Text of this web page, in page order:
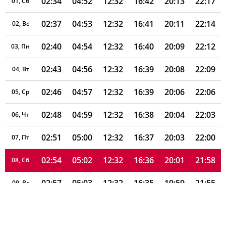
02, Вс 02:37 04:53 12:32 16:41 20:11 22:14
03, Пн 02:40 04:54 12:32 16:40 20:09 22:12
04, Вт 02:43 04:56 12:32 16:39 20:08 22:09
05, Ср 02:46 04:57 12:32 16:39 20:06 22:06
06, Чт 02:48 04:59 12:32 16:38 20:04 22:03
07, Пт 02:51 05:00 12:32 16:37 20:03 22:00
08, Сб 02:54 05:02 12:32 16:36 20:01 21:58
09, Вс 02:57 05:03 12:32 16:35 19:59 21:55